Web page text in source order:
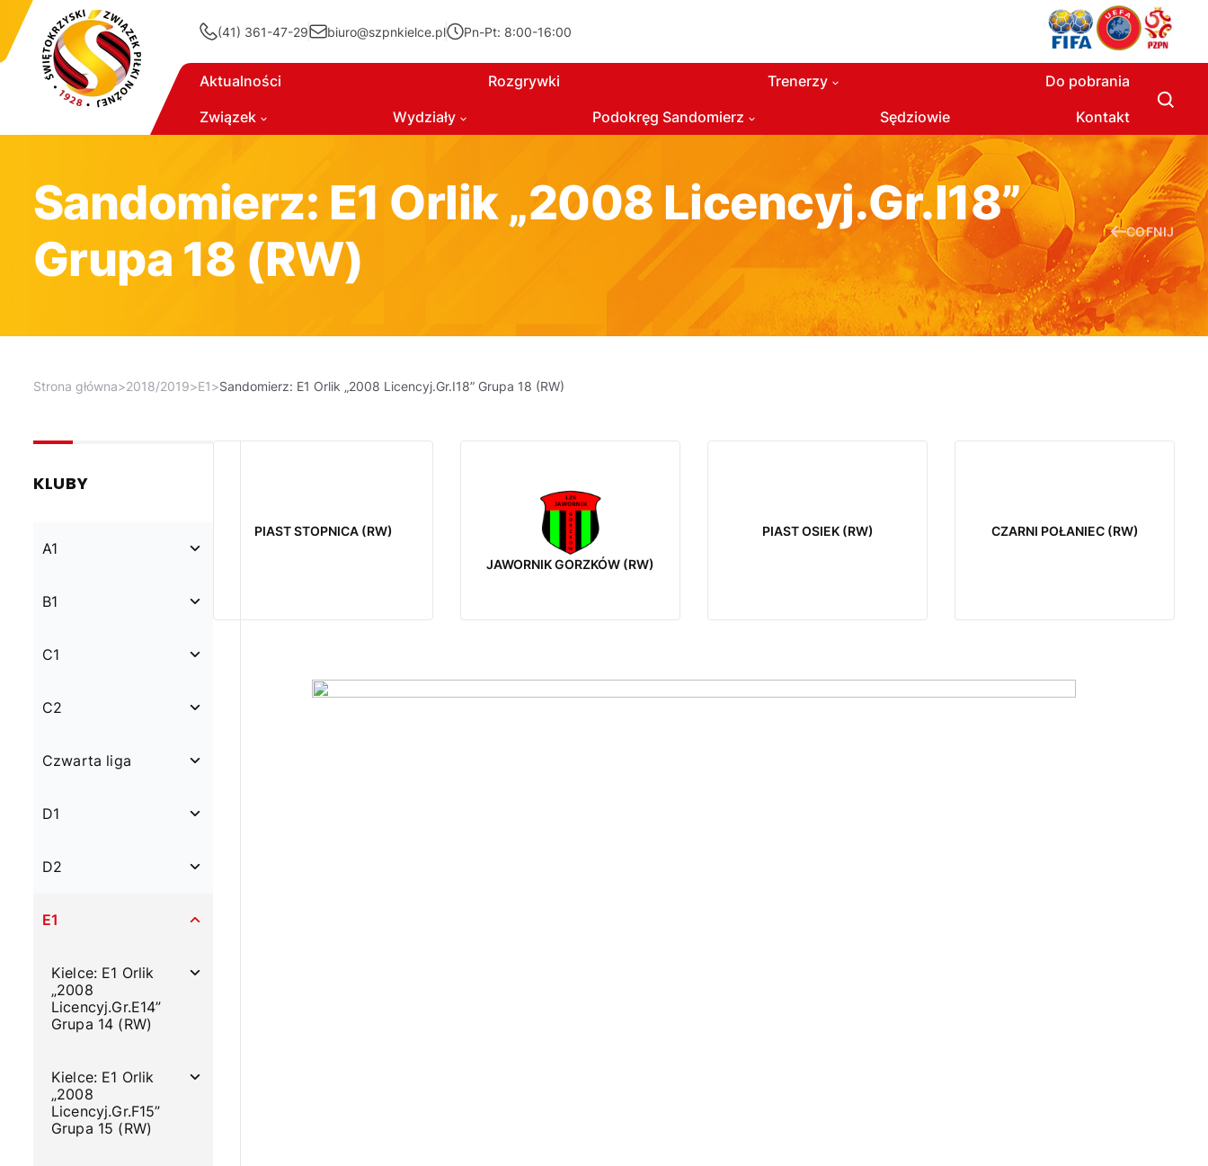
(41) 361-47-29 biuro@szpnkielce.pl Pn-Pt: 8:00-16:00
Związek
Aktualności
Wydziały
Rozgrywki
Podokręg Sandomierz
Trenerzy
Sędziowie
Do pobrania
Kontakt
Sandomierz: E1 Orlik „2008 Licencyj.Gr.I18”
Grupa 18 (RW)
COFNIJ
Strona główna>2018/2019>E1>Sandomierz: E1 Orlik „2008 Licencyj.Gr.I18” Grupa 18 (RW)
KLUBY
A1
B1
C1
C2
Czwarta liga
D1
D2
E1
Kielce: E1 Orlik
„2008
Licencyj.Gr.E14”
Grupa 14 (RW)
Kielce: E1 Orlik
„2008
Licencyj.Gr.F15”
Grupa 15 (RW)
PIAST STOPNICA (RW)
JAWORNIK GORZKÓW (RW)
PIAST OSIEK (RW) CZARNI POŁANIEC (RW)